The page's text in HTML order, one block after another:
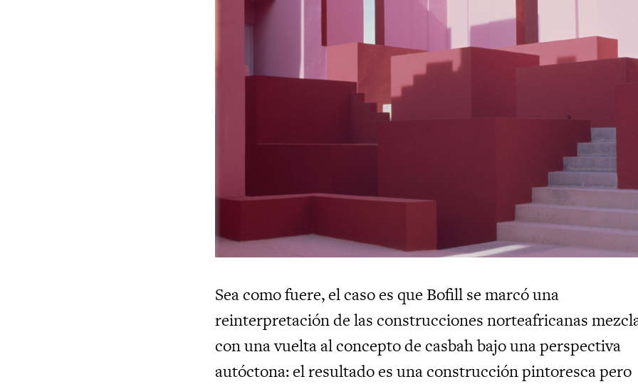
Sea como fuere, el caso es que Bofill se marcó una
reinterpretación de las construcciones norteafricanas
con una vuelta al concepto de casbah bajo una perspectiva
autóctona: el resultado es una construcción pintoresca pero